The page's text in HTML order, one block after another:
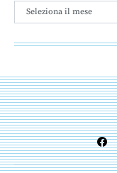
Archivio